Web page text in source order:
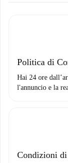
solo se
Politica di
Hai 24 ore
l'annuncio e la
Condizioni